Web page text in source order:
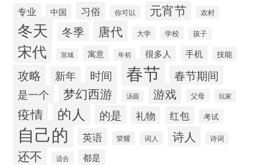
专业
中国 习俗 你可以 元宵节 农村
冬天 冬季 唐代 大学 学校 孩子
宋代 宣城 寓意 年初 很多人 手机 技能
攻略 新年 时间 春节 春节期间
是一个 梦幻西游 汤圆 游戏 父母 玩家
疫情 的人 的是 礼物 红包 考试
自己的 英语 荣耀 词人 诗人 诗词
还不 适合 都是